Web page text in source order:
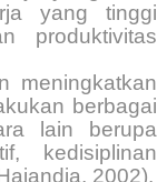
yang tinggi
produktivitas
meningkatkan
berbagai
lain berupa
kedisiplinan
2002).